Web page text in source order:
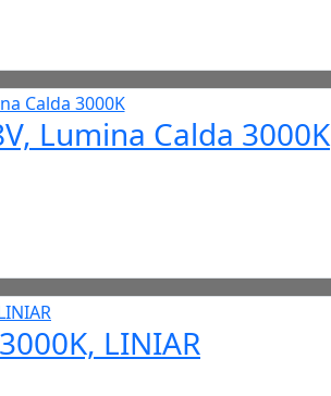
Lumina Calda 3000K
LINIAR